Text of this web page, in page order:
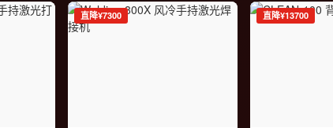
直降¥7300 直降¥13700